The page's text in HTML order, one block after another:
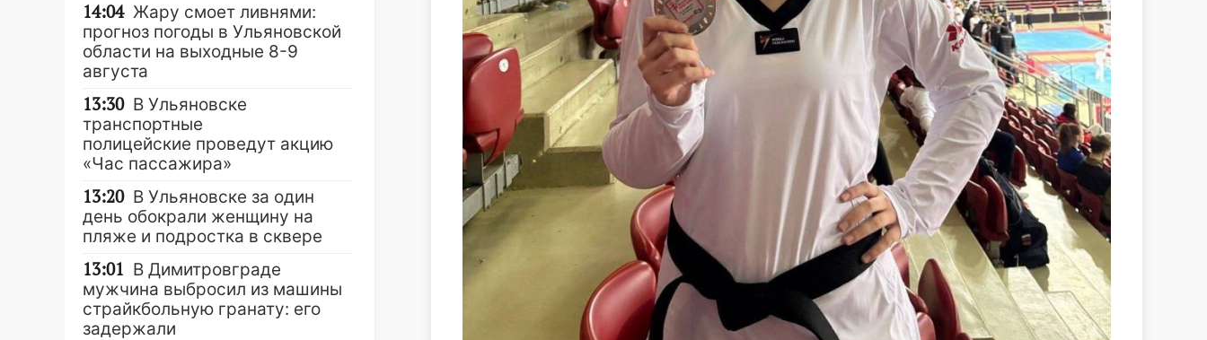
14:04 Жару смоет ливнями:
прогноз погоды в Ульяновской
области на выходные 8-9
августа
13:30 В Ульяновске
транспортные
полицейские проведут акцию
«Час пассажира»
13:20 В Ульяновске за один
день обокрали женщину на
пляже и подростка в сквере
13:01 В Димитровграде
мужчина выбросил из машины
страйкбольную гранату: его
задержали